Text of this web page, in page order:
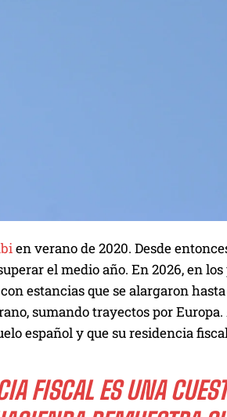
en verano de 2020. Desde
el medio año. En 2026, en
estancias que se alargaron
sumando trayectos por
español y que su residencia
FISCAL ES UNA